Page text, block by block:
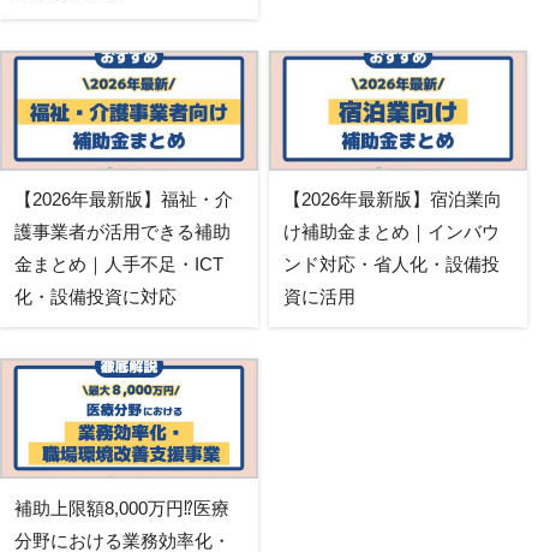
【2026年最新版】福祉・介
護事業者が活用できる補助
金まとめ｜人手不足・ICT
化・設備投資に対応
【2026年最新版】宿泊業向
け補助金まとめ｜インバウ
ンド対応・省人化・設備投
資に活用
補助上限額8,000万円⁉医療
分野における業務効率化・